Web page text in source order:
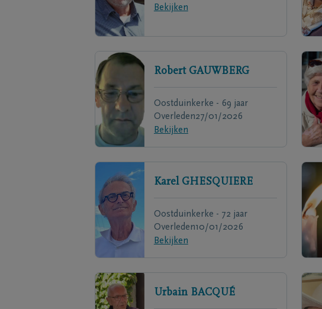
Bekijken
Robert GAUWBERG
Oostduinkerke - 69 jaar
Overleden27/01/2026
Bekijken
Karel GHESQUIERE
Oostduinkerke - 72 jaar
Overleden10/01/2026
Bekijken
Urbain BACQUÉ